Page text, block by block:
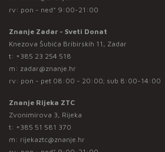
rv: pon - ned* 9:00-21:00
Znanje Zadar - Sveti Donat
Knezova Šubića Bribirskih 11, Zadar
t: +385 23 254 518
m: zadar@znanje.hr
rv: pon - pet 08:00 - 20:00; sub 8:00-14:00
Znanje Rijeka ZTC
Zvonimirova 3, Rijeka
t: +385 51 581 370
m: rijekaztc@znanje.hr